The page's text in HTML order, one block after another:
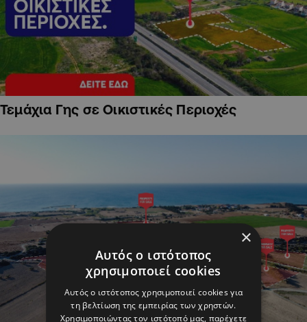
Τεμάχια Γης σε Οικιστικές Περιοχές
×
Αυτός ο ιστότοπος
χρησιμοποιεί cookies
Αυτός ο ιστότοπος χρησιμοποιεί cookies για
τη βελτίωση της εμπειρίας των χρηστών.
Χρησιμοποιώντας τον ιστότοπό μας, παρέχετε